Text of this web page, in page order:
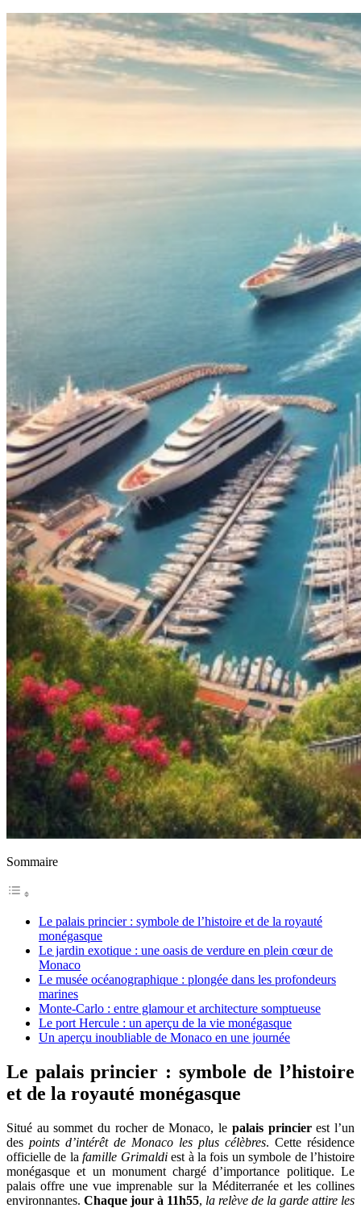
Sommaire
Le palais princier : symbole de l’histoire et de la royauté
monégasque
Le jardin exotique : une oasis de verdure en plein cœur de
Monaco
Le musée océanographique : plongée dans les profondeurs
marines
Monte-Carlo : entre glamour et architecture somptueuse
Le port Hercule : un aperçu de la vie monégasque
Un aperçu inoubliable de Monaco en une journée
Le palais princier : symbole de l’histoire
et de la royauté monégasque
Situé au sommet du rocher de Monaco, le palais princierest l’un
des points d’intérêt de Monaco les plus célèbres. Cette résidence
officielle de lafamille Grimaldiest à la fois un symbole de l’histoire
monégasque et un monument chargé d’importance politique. Le
palais offre une vue imprenable sur la Méditerranée et les collines
environnantes. Chaque jour à 11h55, la relève de la garde attire les